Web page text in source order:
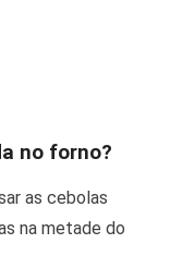
no forno?
as cebolas
na metade do